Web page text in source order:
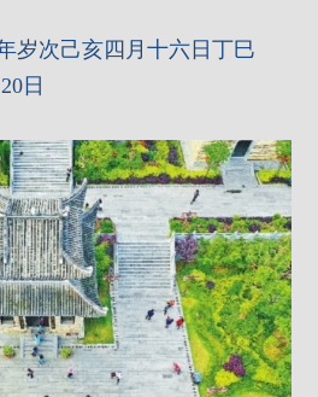
岁次己亥四月十六日丁巳
日